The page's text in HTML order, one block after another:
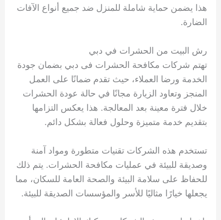
هذا يضمن حماية شاملة للمنزل ضد جميع أنواع الآفات
الضارة.
رش البيت من الحشرات في دبي
تهتم شركات مكافحة الحشرات فى دبي بضمان جودة
الخدمة ورضا العملاء، حيث تقدم ضمانًا على العمل
المنجز وتعاود الزيارة مجانًا في حالة عودة الحشرات
خلال فترة معينة بعد المعالجة. هذا يعكس التزامها
بتقديم خدمة متميزة وحلول فعالة بشكل دائم.
تستخدم هذه الشركات تقنيات متطورة ومواد آمنة
وصديقة للبيئة في عمليات مكافحة الحشرات. يتم ذلك
للحفاظ على سلامة البيئة والصحة العامة للسكان، مما
يجعلها خيارًا مثاليًا للأسر والمؤسسات الصديقة للبيئة.